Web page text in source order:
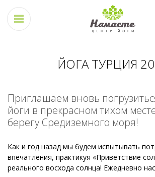
ЙОГА ТУРЦИЯ
Приглашаем вновь
йоги в прекрасном тихом
берегу Средиземного моря!
Как и год назад мы будем испытывать
впечатления, практикуя «Приветствие
реального восхода солнца! Ежедневно